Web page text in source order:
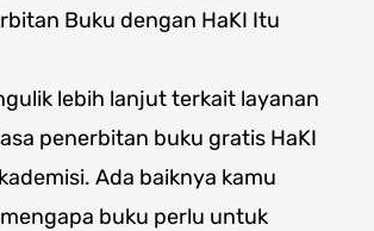
Buku dengan HaKI Itu
lebih lanjut terkait layanan
penerbitan buku gratis HaKI
Ada baiknya kamu
buku perlu untuk